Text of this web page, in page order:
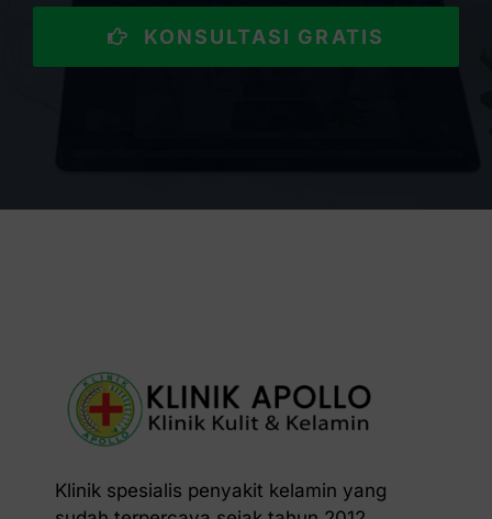
KONSULTASI GRATIS
Klinik spesialis penyakit kelamin yang